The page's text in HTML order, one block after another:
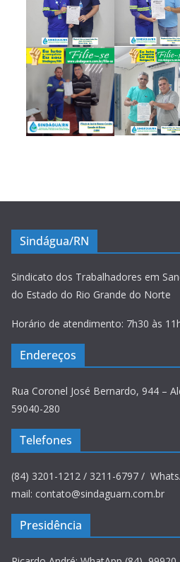
Sindágua/RN
Sindicato dos Trabalhadores em
do Estado do Rio Grande do Norte
Horário de atendimento: 7h30 às
Endereços
Rua Coronel José Bernardo, 944 –
59040-280
Telefones
(84) 3201-1212 / 3211-6797 /
mail: contato@sindaguarn.com.br
Presidência